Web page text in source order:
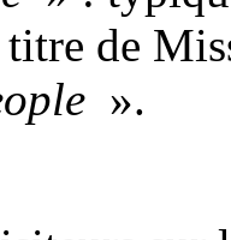
titre de
».